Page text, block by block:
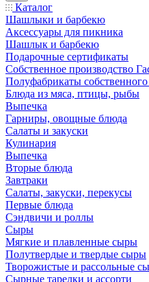
Каталог
Шашлыки и барбекю
Аксессуары для пикника
Шашлык и барбекю
Подарочные сертификаты
Собственное производство
Полуфабрикаты собственного
Блюда из мяса, птицы, рыбы
Выпечка
Гарниры, овощные блюда
Салаты и закуски
Кулинария
Выпечка
Вторые блюда
Завтраки
Салаты, закуски, перекусы
Первые блюда
Сэндвичи и роллы
Сыры
Мягкие и плавленные сыры
Полутвердые и твердые сыры
Творожистые и рассольные
Сырные тарелки и ассорти